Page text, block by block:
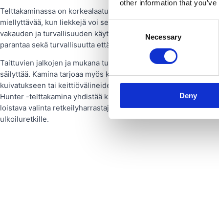
other information that
Selection
Necessary
Deny
Telttakaminassa on korkealaatuinen saksalainen lasi kolmella
miellyttävää, kun liekkejä voi seurata. Kestävä teräs- ja
vakauden ja turvallisuuden käytön aikana. Lisäksi säädettävä
parantaa sekä turvallisuutta että tehokkuutta.
Taittuvien jalkojen ja mukana tulevan kantolaukun ansiosta
säilyttää. Kamina tarjoaa myös käytännöllisiä
kuivatukseen tai keittiövälineiden säilytykseen, mikä tekee
Hunter -telttakamina yhdistää käytännöllisen
loistava valinta retkeilyharrastajille, jotka tarvitsevat
ulkoiluretkille.